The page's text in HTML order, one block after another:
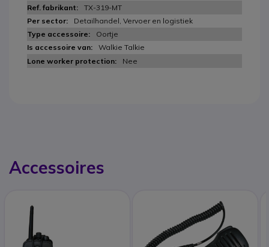
TX-319-MT
Detailhandel, Vervoer en logistiek
Oortje
Walkie Talkie
Nee
Accessoires